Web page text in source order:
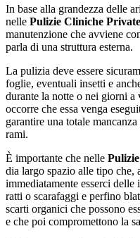
In base alla grandezza delle
nelle Pulizie Cliniche
manutenzione che avviene
parla di una struttura esterna.
La pulizia deve essere
foglie, eventuali insetti e
durante la notte o nei giorni a
occorre che essa venga
garantire una totale
rami.
È importante che nelle
dia largo spazio alle tipo che,
immediatamente esserci
ratti o scarafaggi e perfino
scarti organici che possono
e che poi compromettono la